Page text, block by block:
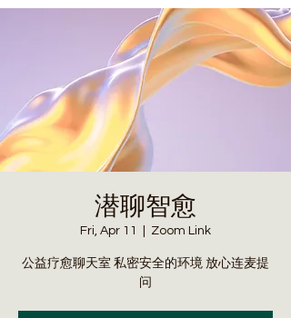
潜聊智愈
Fri, Apr 11 Zoom Link
公益疗愈聊天室 私密安全的环境 放心连麦提
问